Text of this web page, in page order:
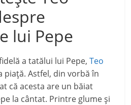
lui Pepe
a tatălui lui Pepe,Teo
piață. Astfel, din vorbă în
că acesta are un băiat
la cântat. Printre glume și